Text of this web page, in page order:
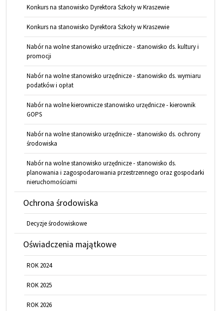
Konkurs na stanowisko Dyrektora Szkoły w Kraszewie
Konkurs na stanowisko Dyrektora Szkoły w Kraszewie
Nabór na wolne stanowisko urzędnicze - stanowisko ds. kultury i
promocji
Nabór na wolne stanowisko urzędnicze - stanowisko ds. wymiaru
podatków i opłat
Nabór na wolne kierownicze stanowisko urzędnicze - kierownik
GOPS
Nabór na wolne stanowisko urzędnicze - stanowisko ds. ochrony
środowiska
Nabór na wolne stanowisko urzędnicze - stanowisko ds.
planowania i zagospodarowania przestrzennego oraz gospodarki
nieruchomościami
Ochrona środowiska
Decyzje środowiskowe
Oświadczenia majątkowe
ROK 2024
ROK 2025
ROK 2026